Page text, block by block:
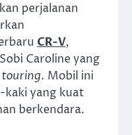
perjalanan
CR-V,
Caroline yang
touring. Mobil ini
kaki yang kuat
berkendara.